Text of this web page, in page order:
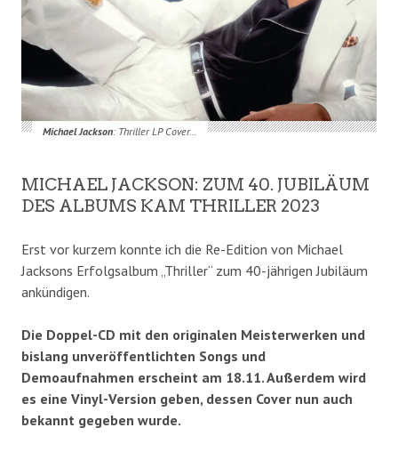
Michael Jackson: Thriller LP Cover…
MICHAEL JACKSON: ZUM 40. JUBILÄUM
DES ALBUMS KAM THRILLER 2023
Erst vor kurzem konnte ich die Re-Edition von Michael
Jacksons Erfolgsalbum „Thriller“ zum 40-jährigen Jubiläum
ankündigen.
Die Doppel-CD mit den originalen Meisterwerken und
bislang unveröffentlichten Songs und
Demoaufnahmen erscheint am 18.11. Außerdem wird
es eine Vinyl-Version geben, dessen Cover nun auch
bekannt gegeben wurde.